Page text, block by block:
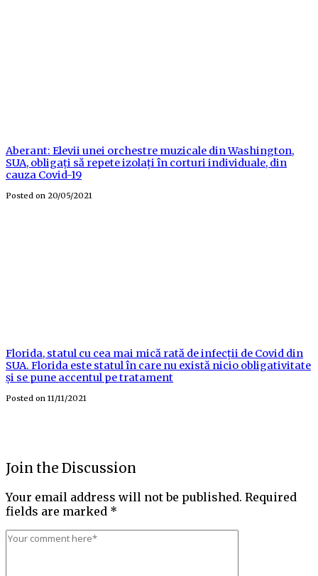
Aberant: Elevii unei orchestre muzicale din Washington,
SUA, obligați să repete izolați în corturi individuale, din
cauza Covid-19
Posted on 20/05/2021
Florida, statul cu cea mai mică rată de infecții de Covid din
SUA. Florida este statul în care nu există nicio obligativitate
și se pune accentul pe tratament
Posted on 11/11/2021
Join the Discussion
Your email address will not be published. Required
fields are marked *